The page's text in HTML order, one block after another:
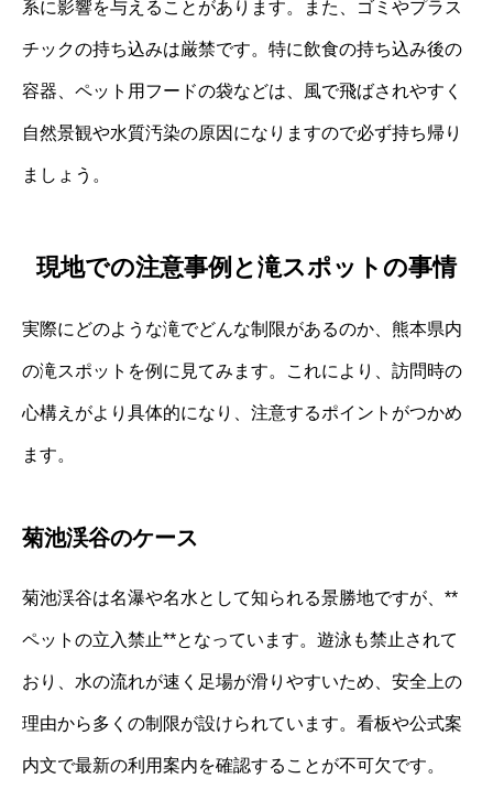
系に影響を与えることがあります。また、ゴミやプラス
チックの持ち込みは厳禁です。特に飲食の持ち込み後の
容器、ペット用フードの袋などは、風で飛ばされやすく
自然景観や水質汚染の原因になりますので必ず持ち帰り
ましょう。
現地での注意事例と滝スポットの事情
実際にどのような滝でどんな制限があるのか、熊本県内
の滝スポットを例に見てみます。これにより、訪問時の
心構えがより具体的になり、注意するポイントがつかめ
ます。
菊池渓谷のケース
菊池渓谷は名瀑や名水として知られる景勝地ですが、**
ペットの立入禁止**となっています。遊泳も禁止されて
おり、水の流れが速く足場が滑りやすいため、安全上の
理由から多くの制限が設けられています。看板や公式案
内文で最新の利用案内を確認することが不可欠です。